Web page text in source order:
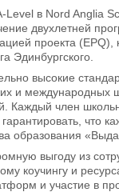
в Nord Anglia
двухлетней
проекта (EPQ),
Эдинбургского.
высокие
и международных
Каждый член
что
образования
выгоду из
коучингу и
и участие в